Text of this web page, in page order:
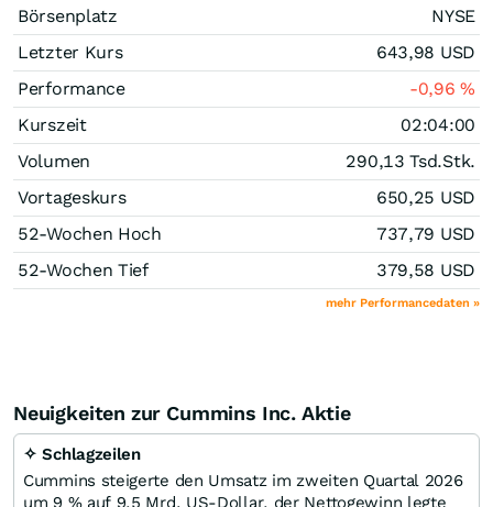
Börsenplatz
NYSE
Letzter Kurs
643,98 USD
Performance
-0,96%
Kurszeit
02:04:00
Volumen
290,13 Tsd.Stk.
Vortageskurs
650,25 USD
52-Wochen Hoch
737,79 USD
52-Wochen Tief
379,58 USD
mehr Performancedaten »
Neuigkeiten zur Cummins Inc. Aktie
✧ Schlagzeilen
Cummins steigerte den Umsatz im zweiten Quartal 2026
um 9 % auf 9,5 Mrd. US-Dollar, der Nettogewinn legte